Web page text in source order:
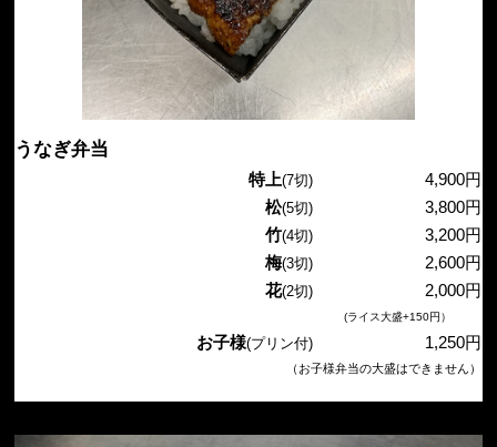
うなぎ弁当
特上(7切)
4,900円
松(5切)
3,800円
竹(4切)
3,200円
梅(3切)
2,600円
花(2切) 2,000円
(ライス大盛+150円）
お子様(プリン付) 1,250円
（お子様弁当の大盛はできません）